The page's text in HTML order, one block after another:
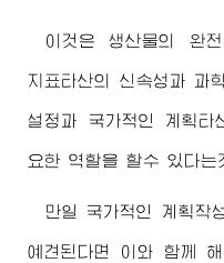
이것은 생산물의 완전
지표타산의 신속성과 과
설정과 국가적인 계획타
요한 역할을 할수 있다는
만일 국가적인 계획작
예견된다면 이와 함께